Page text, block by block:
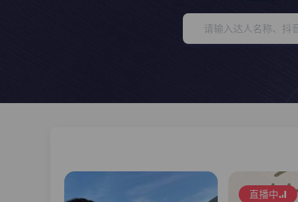
直播中